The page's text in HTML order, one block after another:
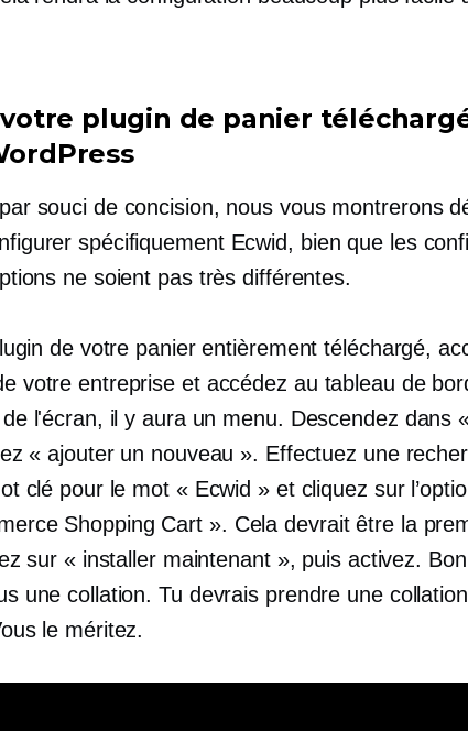
plugin de panier
souci de concision, nous vous montrerons
spécifiquement Ecwid, bien que les
ne soient pas très différentes.
de votre panier entièrement téléchargé,
votre entreprise et accédez au tableau de
l'écran, il y aura un menu. Descendez dans
« ajouter un nouveau ». Effectuez une
clé pour le mot « Ecwid » et cliquez sur
Shopping Cart ». Cela devrait être la
sur « installer maintenant », puis activez.
une collation. Tu devrais prendre une
le méritez.